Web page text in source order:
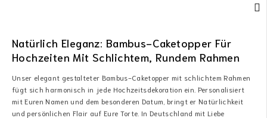
Natürlich Eleganz: Bambus-Caketopper Für
Hochzeiten Mit Schlichtem, Rundem Rahmen
Unser elegant gestalteter Bambus-Caketopper mit schlichtem Rahmen
fügt sich harmonisch in jede Hochzeitsdekoration ein. Personalisiert
mit Euren Namen und dem besonderen Datum, bringt er Natürlichkeit
und persönlichen Flair auf Eure Torte. In Deutschland mit Liebe